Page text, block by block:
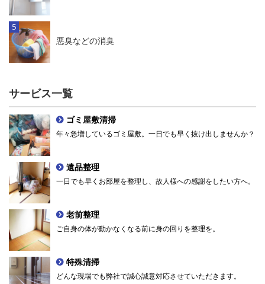
悪臭などの消臭
サービス一覧
ゴミ屋敷清掃
年々急増しているゴミ屋敷。一日でも早く抜け出しませんか？
遺品整理
一日でも早くお部屋を整理し、故人様への感謝をしたい方へ。
老前整理
ご自身の体が動かなくなる前に身の回りを整理を。
特殊清掃
どんな現場でも弊社で誠心誠意対応させていただきます。